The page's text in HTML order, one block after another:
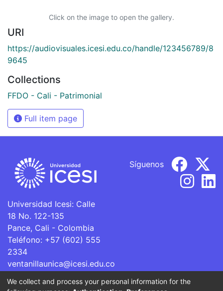
Click on the image to open the gallery.
URI
https://audiovisuales.icesi.edu.co/handle/123456789/8
9645
Collections
FFDO - Cali - Patrimonial
Full item page
Universidad Icesi: Calle
18 No. 122-135
Pance, Cali - Colombia
Teléfono: +57 (602) 555
2334
ventanillaunica@icesi.edu.co
Síguenos
La Universidad Icesi es una Institución de Educación
We collect and process your personal information for the